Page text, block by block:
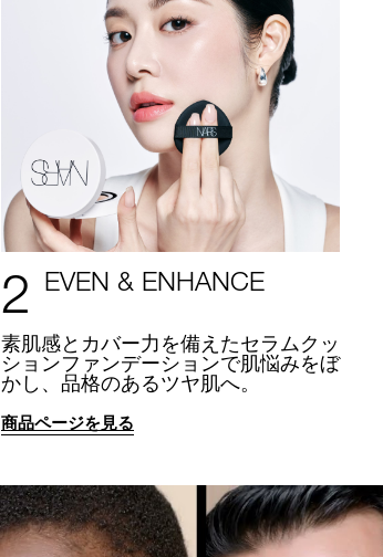
2 EVEN & ENHANCE
素肌感とカバー力を備えたセラムクッ
ションファンデーションで肌悩みをぼ
かし、品格のあるツヤ肌へ。
商品ページを見る